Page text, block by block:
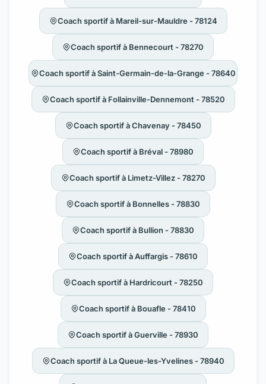
Coach sportif à Mareil-sur-Mauldre - 78124
Coach sportif à Bennecourt - 78270
Coach sportif à Saint-Germain-de-la-Grange - 78640
Coach sportif à Follainville-Dennemont - 78520
Coach sportif à Chavenay - 78450
Coach sportif à Bréval - 78980
Coach sportif à Limetz-Villez - 78270
Coach sportif à Bonnelles - 78830
Coach sportif à Bullion - 78830
Coach sportif à Auffargis - 78610
Coach sportif à Hardricourt - 78250
Coach sportif à Bouafle - 78410
Coach sportif à Guerville - 78930
Coach sportif à La Queue-les-Yvelines - 78940